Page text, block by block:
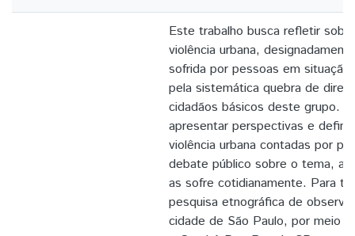
Este trabalho busca refletir
violência urbana,
sofrida por pessoas em
pela sistemática quebra de
cidadãos básicos deste grupo.
apresentar perspectivas e
violência urbana contadas por
debate público sobre o tema,
as sofre cotidianamente. Para
pesquisa etnográfica de
cidade de São Paulo, por meio